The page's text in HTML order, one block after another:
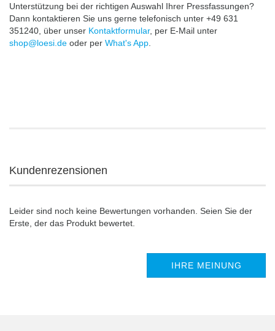
Unterstützung bei der richtigen Auswahl Ihrer Pressfassungen?
Dann kontaktieren Sie uns gerne telefonisch unter +49 631
351240, über unser Kontaktformular, per E-Mail unter
shop@loesi.de oder per What's App.
Kundenrezensionen
Leider sind noch keine Bewertungen vorhanden. Seien Sie der
Erste, der das Produkt bewertet.
IHRE MEINUNG